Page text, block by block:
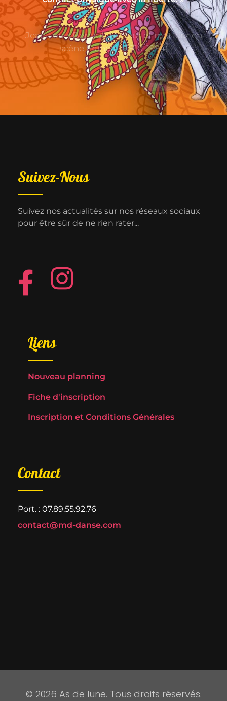
Jean Louis Barrault (Acteur et metteur en
scène Français, 1910-1994)
Suivez-Nous
Suivez nos actualités sur nos réseaux sociaux
pour être sûr de ne rien rater...
Liens
Nouveau planning
Fiche d'inscription
Inscription et Conditions Générales
Contact
Port. : 07.89.55.92.76
contact@md-danse.com
© 2026 As de lune. Tous droits réservés.